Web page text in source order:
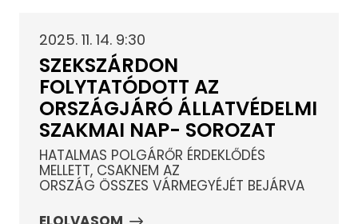
2025. 11. 14. 9:30
SZEKSZÁRDON
FOLYTATÓDOTT AZ
ORSZÁGJÁRÓ ÁLLATVÉDELMI
SZAKMAI NAP- SOROZAT
HATALMAS POLGÁRŐR ÉRDEKLŐDÉS
MELLETT, CSAKNEM AZ
ORSZÁG ÖSSZES VÁRMEGYÉJÉT BEJÁRVA